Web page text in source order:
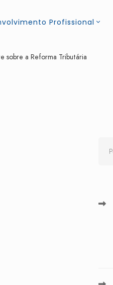
Profissional
sobre a Reforma Tributária